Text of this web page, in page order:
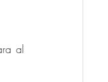
al